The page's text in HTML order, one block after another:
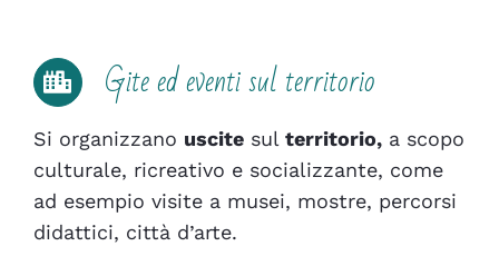
Gite ed eventi sul territorio
Si organizzano uscitesul territorio,a scopo
culturale, ricreativo e socializzante, come
ad esempio visitea musei, mostre, percorsi
didattici, città d’arte.